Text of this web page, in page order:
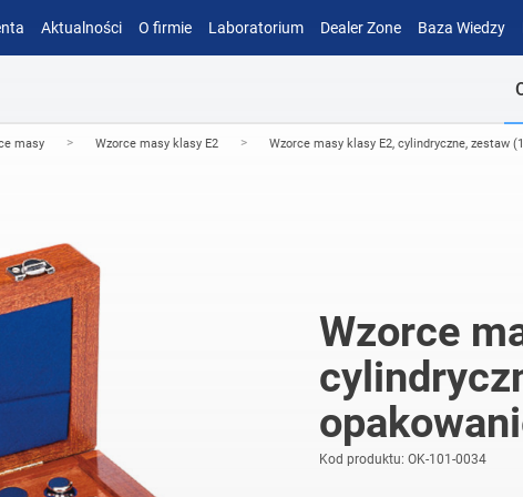
Aktualności O firmie Laboratorium Dealer Zone Baza Wiedzy
masy > Wzorce masy klasy E2 > Wzorce masy klasy E2, cylindryczne, zestaw
Wzorce
Kod produktu: OK-101-0034